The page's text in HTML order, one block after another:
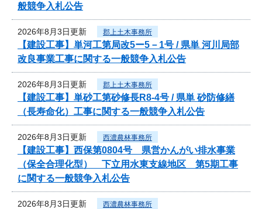
般競争入札公告
2026年8月3日更新 郡上土木事務所
【建設工事】単河工第局改5ー5－1号 / 県単 河川局部
改良事業工事に関する一般競争入札公告
2026年8月3日更新 郡上土木事務所
【建設工事】単砂工第砂修長R8-4号 / 県単 砂防修繕
（長寿命化）工事に関する一般競争入札公告
2026年8月3日更新 西濃農林事務所
【建設工事】西保第0804号 県営かんがい排水事業
（保全合理化型） 下立用水東支線地区 第5期工事
に関する一般競争入札公告
2026年8月3日更新 西濃農林事務所